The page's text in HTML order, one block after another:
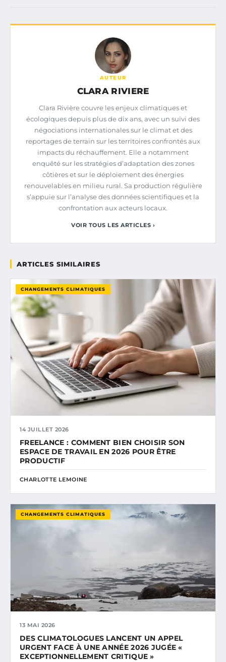
AUTEUR
CLARA RIVIERE
Clara Rivière couvre les enjeux climatiques et
écologiques depuis plus de dix ans, avec un suivi des
négociations internationales sur le climat et des
reportages de terrain sur les territoires confrontés aux
impacts du réchauffement. Elle a notamment
enquêté sur les stratégies d’adaptation des zones
côtières et sur le déploiement des énergies
renouvelables en milieu rural. Sa production régulière
s’appuie sur l’analyse des données scientifiques et la
confrontation aux acteurs locaux.
VOIR TOUS LES ARTICLES ›
ARTICLES SIMILAIRES
CHANGEMENTS CLIMATIQUES
14 JUILLET 2026
FREELANCE : COMMENT BIEN CHOISIR SON
ESPACE DE TRAVAIL EN 2026 POUR ÊTRE
PRODUCTIF
CHARLOTTE LEMOINE
CHANGEMENTS CLIMATIQUES
13 MAI 2026
DES CLIMATOLOGUES LANCENT UN APPEL
URGENT FACE À UNE ANNÉE 2026 JUGÉE «
EXCEPTIONNELLEMENT CRITIQUE »